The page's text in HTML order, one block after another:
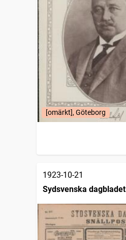
[omärkt], Göteborg
1923-10-21
Sydsvenska dagbladet